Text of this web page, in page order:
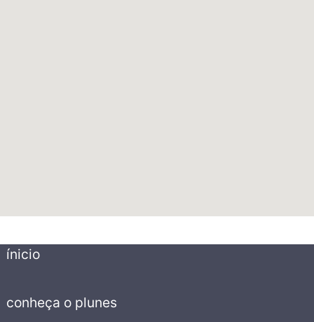
ínicio
conheça o plunes